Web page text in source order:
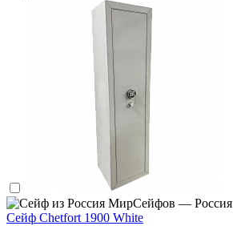
МирСейфов — Россия
Сейф Chetfort 1900 White